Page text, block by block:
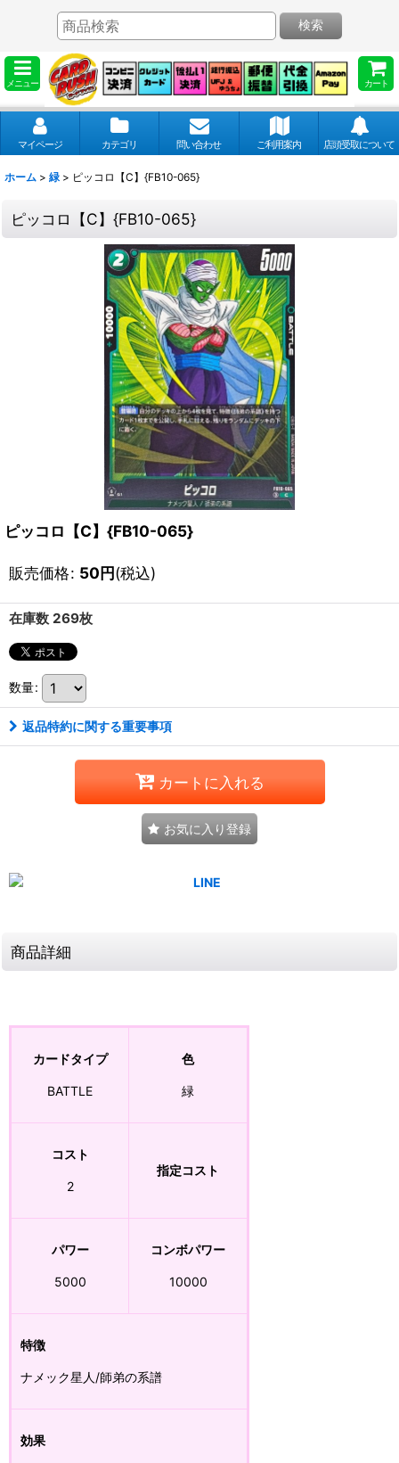
メニュー カート
検索
マイページ カテゴリ 問い合わせ ご利用案内 店頭受取について
ホーム > 緑 > ピッコロ【C】{FB10-065}
ピッコロ【C】{FB10-065}
ピッコロ【C】{FB10-065}
販売価格: 50円(税込)
在庫数 269枚
数量:
返品特約に関する重要事項
カートに入れる
お気に入り登録
商品詳細
カードタイプ
BATTLE
色
緑
コスト
2
指定コスト
パワー
5000
コンボパワー
10000
特徴
ナメック星人/師弟の系譜
効果